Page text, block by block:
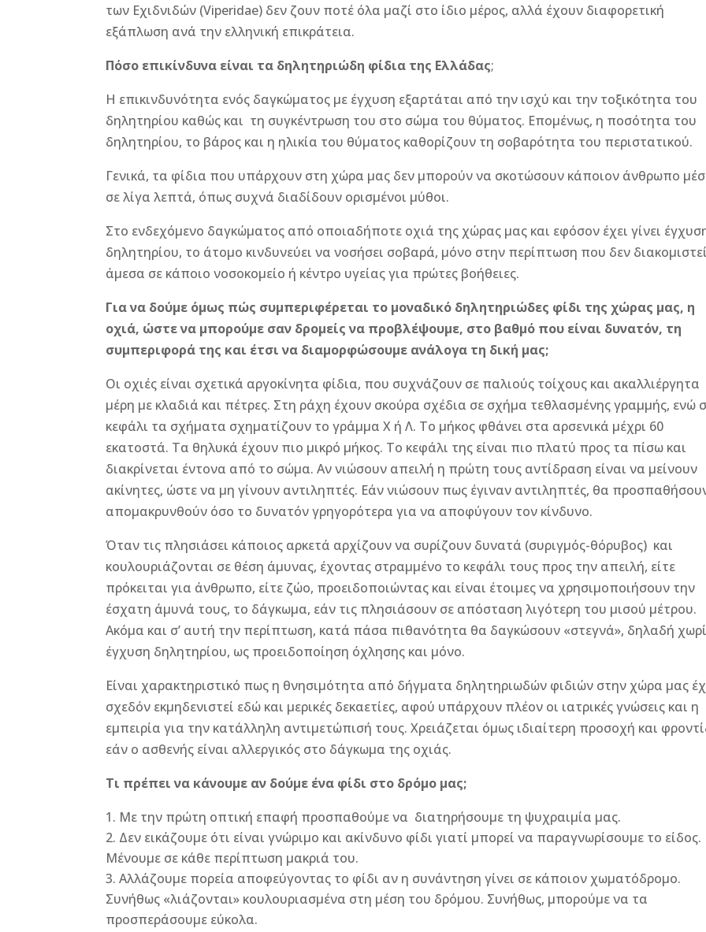
των Εχιδνιδών (Viperidae) δεν ζουν ποτέ όλα μαζί στο ίδιο μέρος, αλλά έχουν διαφορετική
εξάπλωση ανά την ελληνική επικράτεια.
Πόσο επικίνδυνα είναι τα δηλητηριώδη φίδια της Ελλάδας;
Η επικινδυνότητα ενός δαγκώματος με έγχυση εξαρτάται από την ισχύ και την τοξικότητα του
δηλητηρίου καθώς και τη συγκέντρωση του στο σώμα του θύματος. Επομένως, η ποσότητα του
δηλητηρίου, το βάρος και η ηλικία του θύματος καθορίζουν τη σοβαρότητα του περιστατικού.
Γενικά, τα φίδια που υπάρχουν στη χώρα μας δεν μπορούν να σκοτώσουν κάποιον άνθρωπο
σε λίγα λεπτά, όπως συχνά διαδίδουν ορισμένοι μύθοι.
Στο ενδεχόμενο δαγκώματος από οποιαδήποτε οχιά της χώρας μας και εφόσον έχει γίνει
δηλητηρίου, το άτομο κινδυνεύει να νοσήσει σοβαρά, μόνο στην περίπτωση που δεν διακομιστεί
άμεσα σε κάποιο νοσοκομείο ή κέντρο υγείας για πρώτες βοήθειες.
Για να δούμε όμως πώς συμπεριφέρεται το μοναδικό δηλητηριώδες φίδι της χώρας μας, η
οχιά, ώστε να μπορούμε σαν δρομείς να προβλέψουμε, στο βαθμό που είναι δυνατόν, τη
συμπεριφορά της και έτσι να διαμορφώσουμε ανάλογα τη δική μας;
Οι οχιές είναι σχετικά αργοκίνητα φίδια, που συχνάζουν σε παλιούς τοίχους και ακαλλιέργητα
μέρη με κλαδιά και πέτρες. Στη ράχη έχουν σκούρα σχέδια σε σχήμα τεθλασμένης γραμμής, ενώ
κεφάλι τα σχήματα σχηματίζουν το γράμμα Χ ή Λ. Το μήκος φθάνει στα αρσενικά μέχρι 60
εκατοστά. Τα θηλυκά έχουν πιο μικρό μήκος. Το κεφάλι της είναι πιο πλατύ προς τα πίσω και
διακρίνεται έντονα από το σώμα. Αν νιώσουν απειλή η πρώτη τους αντίδραση είναι να μείνουν
ακίνητες, ώστε να μη γίνουν αντιληπτές. Εάν νιώσουν πως έγιναν αντιληπτές, θα
απομακρυνθούν όσο το δυνατόν γρηγορότερα για να αποφύγουν τον κίνδυνο.
Όταν τις πλησιάσει κάποιος αρκετά αρχίζουν να συρίζουν δυνατά (συριγμός-θόρυβος) και
κουλουριάζονται σε θέση άμυνας, έχοντας στραμμένο το κεφάλι τους προς την απειλή, είτε
πρόκειται για άνθρωπο, είτε ζώο, προειδοποιώντας και είναι έτοιμες να χρησιμοποιήσουν την
έσχατη άμυνά τους, το δάγκωμα, εάν τις πλησιάσουν σε απόσταση λιγότερη του μισού μέτρου.
Ακόμα και σ’ αυτή την περίπτωση, κατά πάσα πιθανότητα θα δαγκώσουν «στεγνά», δηλαδή
έγχυση δηλητηρίου, ως προειδοποίηση όχλησης και μόνο.
Είναι χαρακτηριστικό πως η θνησιμότητα από δήγματα δηλητηριωδών φιδιών στην χώρα μας
σχεδόν εκμηδενιστεί εδώ και μερικές δεκαετίες, αφού υπάρχουν πλέον οι ιατρικές γνώσεις και η
εμπειρία για την κατάλληλη αντιμετώπισή τους. Χρειάζεται όμως ιδιαίτερη προσοχή και
εάν ο ασθενής είναι αλλεργικός στο δάγκωμα της οχιάς.
Τι πρέπει να κάνουμε αν δούμε ένα φίδι στο δρόμο μας;
Με την πρώτη οπτική επαφή προσπαθούμε να διατηρήσουμε τη ψυχραιμία μας.
Δεν εικάζουμε ότι είναι γνώριμο και ακίνδυνο φίδι γιατί μπορεί να παραγνωρίσουμε το είδος.
Μένουμε σε κάθε περίπτωση μακριά του.
Αλλάζουμε πορεία αποφεύγοντας το φίδι αν η συνάντηση γίνει σε κάποιον χωματόδρομο.
Συνήθως «λιάζονται» κουλουριασμένα στη μέση του δρόμου. Συνήθως, μπορούμε να τα
προσπεράσουμε εύκολα.